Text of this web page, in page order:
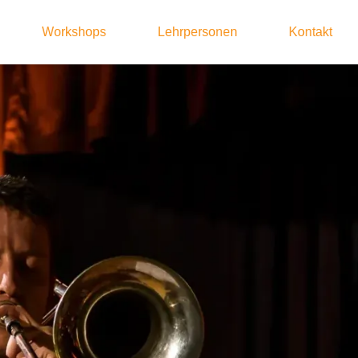
Workshops Lehrpersonen Kontakt